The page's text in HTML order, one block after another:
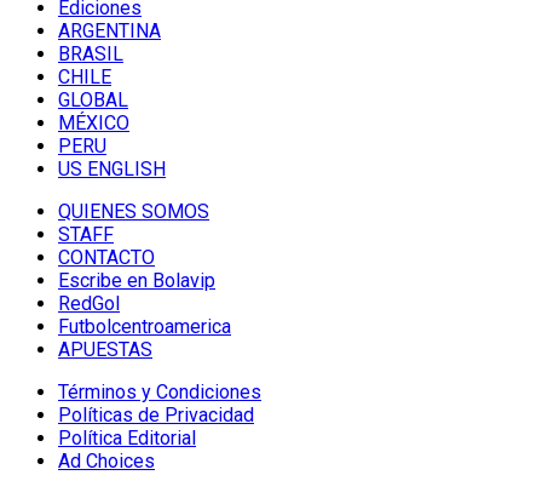
Ediciones
ARGENTINA
BRASIL
CHILE
GLOBAL
MÉXICO
PERU
US ENGLISH
QUIENES SOMOS
STAFF
CONTACTO
Escribe en Bolavip
RedGol
Futbolcentroamerica
APUESTAS
Términos y Condiciones
Políticas de Privacidad
Política Editorial
Ad Choices